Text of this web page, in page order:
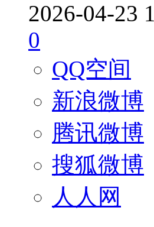
2026-04-23
0
QQ空间
新浪微博
腾讯微博
搜狐微博
人人网